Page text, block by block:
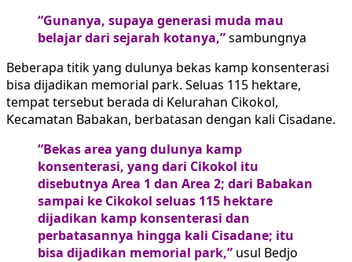
“Gunanya, supaya generasi muda mau
belajar dari sejarah kotanya,”sambungnya
Beberapa titik yang dulunya bekas kamp konsenterasi
bisa dijadikan memorial park. Seluas 115 hektare,
tempat tersebut berada di Kelurahan Cikokol,
Kecamatan Babakan, berbatasan dengan kali Cisadane.
“Bekas area yang dulunya kamp
konsenterasi, yang dari Cikokol itu
disebutnya Area 1 dan Area 2; dari Babakan
sampai ke Cikokol seluas 115 hektare
dijadikan kamp konsenterasi dan
perbatasannya hingga kali Cisadane; itu
bisa dijadikan memorial park,” usul Bedjo